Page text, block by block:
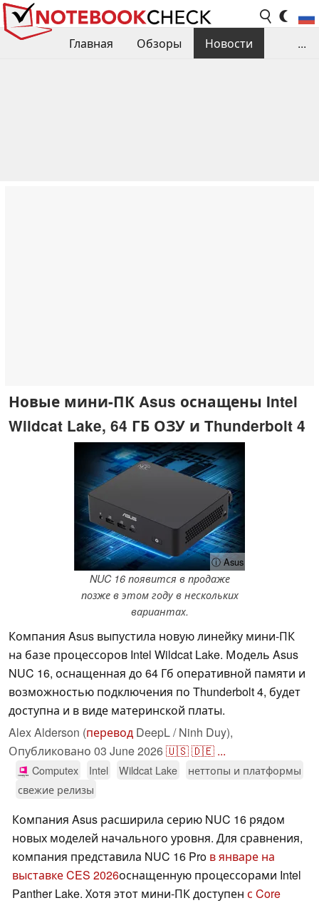
Главная Обзоры
Новости
...
Новые мини-ПК Asus оснащены Intel
Wildcat Lake, 64 ГБ ОЗУ и Thunderbolt 4
ⓘ Asus
NUC 16 появится в продаже
позже в этом году в нескольких
вариантах.
Компания Asus выпустила новую линейку мини-ПК
на базе процессоров Intel Wildcat Lake. Модель Asus
NUC 16, оснащенная до 64 Гб оперативной памяти и
возможностью подключения по Thunderbolt 4, будет
доступна и в виде материнской платы.
Alex Alderson (перевод DeepL / Ninh Duy),
Опубликовано 03 June 2026🇺🇸🇩🇪 ...
Computex Intel Wildcat Lake
неттопы и платформы
свежие релизы
Компания Asus расширила серию NUC 16 рядом
новых моделей начального уровня. Для сравнения,
компания представила NUC 16 Pro в январе на
выставке CES 2026оснащенную процессорами Intel
Panther Lake. Хотя этот мини-ПК доступен с Core